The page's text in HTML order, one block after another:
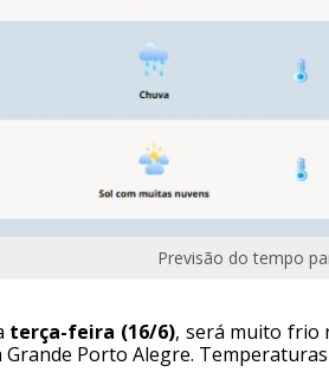
Previsão do tempo
terça-feira (16/6), será muito frio
Grande Porto Alegre.